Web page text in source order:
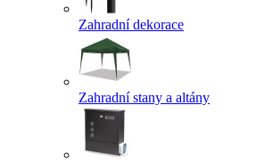
Zahradní dekorace
Zahradní stany a altány